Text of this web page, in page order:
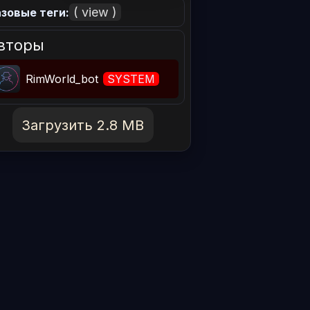
теги: ( view )
RimWorld_bot SYSTEM
Загрузить 2.8 MB